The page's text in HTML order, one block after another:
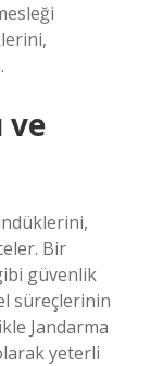
ve
Bir
güvenlik
süreçlerinin
Jandarma
yeterli